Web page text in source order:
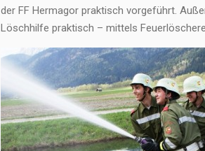
der FF Hermagor praktisch vorgeführt.
Löschhilfe praktisch – mittels